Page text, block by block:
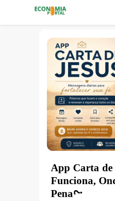
App Carta
Funciona,
Pena?